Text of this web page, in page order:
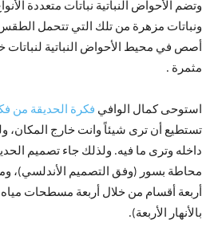
وتضم الأحواض النباتية نباتات متعددة
ونباتات مزهرة من تلك التي تتحمل الطقس
أصص في محيط الأحواض النباتية لنباتات
مثمرة .
استوحى كمال الوافي فكرة الحديقة من
تستطيع أن ترى شيئاً وانت خارج المكان،
داخله وترى ما فيه. ولذلك جاء تصميم
محاطة بسور (وفق التصميم الأندلسي)،
أربعة أقسام من خلال أربعة مسطحات
بالأنهار الأربعة).